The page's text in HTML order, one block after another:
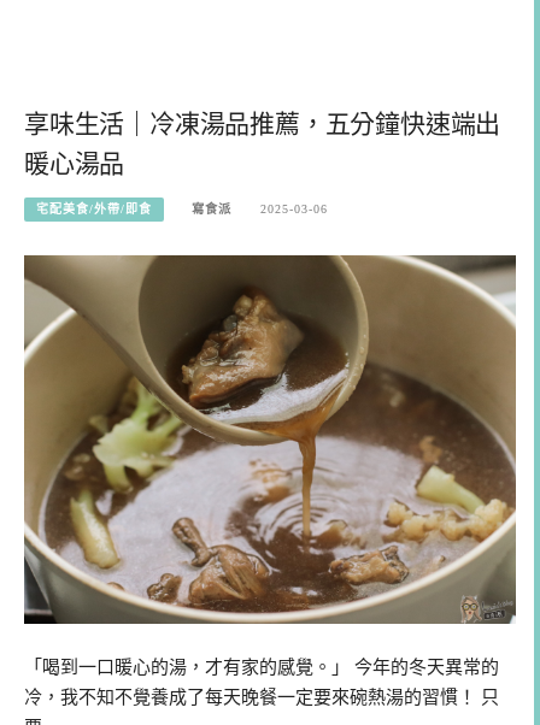
享味生活｜冷凍湯品推薦，五分鐘快速端出
暖心湯品
宅配美食/外帶/即食 寫食派 2025-03-06
「喝到一口暖心的湯，才有家的感覺。」 今年的冬天異常的
冷，我不知不覺養成了每天晚餐一定要來碗熱湯的習慣！ 只